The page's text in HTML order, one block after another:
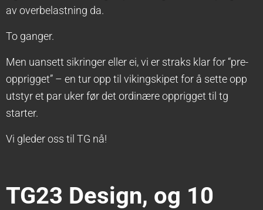
av overbelastning da.
To ganger.
Men uansett sikringer eller ei, vi er straks klar for “pre-
opprigget” – en tur opp til vikingskipet for å sette opp
utstyr et par uker før det ordinære opprigget til tg
starter.
Vi gleder oss til TG nå!
TG23 Design, og 10